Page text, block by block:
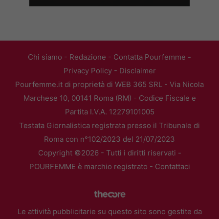
Chi siamo - Redazione - Contatta Pourfemme -
Privacy Policy- Disclaimer
Pourfemme.it di proprietà di WEB 365 SRL - Via Nicola
Marchese 10, 00141 Roma (RM) - Codice Fiscale e
Partita I.V.A. 12279101005
Testata Giornalistica registrata presso il Tribunale di
Roma con n°102/2023 del 21/07/2023
Copyright ©2026 - Tutti i diritti riservati -
POURFEMME è marchio registrato - Contattaci
Le attività pubblicitarie su questo sito sono gestite da